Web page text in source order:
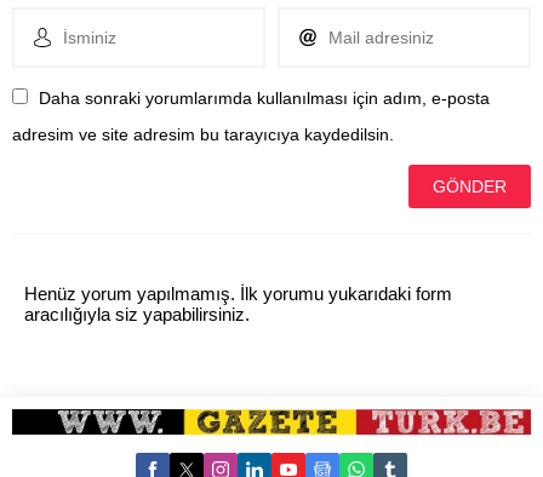
Daha sonraki yorumlarımda kullanılması için adım, e-posta
adresim ve site adresim bu tarayıcıya kaydedilsin.
Henüz yorum yapılmamış. İlk yorumu yukarıdaki form
aracılığıyla siz yapabilirsiniz.